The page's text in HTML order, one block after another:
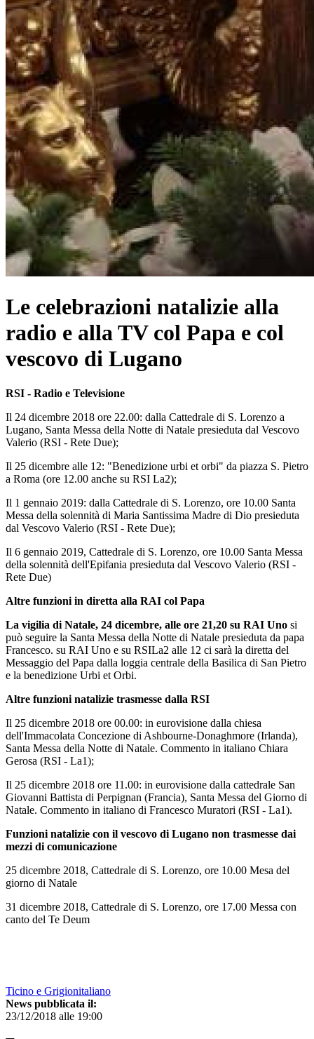
Le celebrazioni natalizie alla
radio e alla TV col Papa e col
vescovo di Lugano
RSI - Radio e Televisione
Il 24 dicembre 2018 ore 22.00: dalla Cattedrale di S. Lorenzo a
Lugano, Santa Messa della Notte di Natale presieduta dal Vescovo
Valerio (RSI - Rete Due);
Il 25 dicembre alle 12: "Benedizione urbi et orbi" da piazza S. Pietro
a Roma (ore 12.00 anche su RSI La2);
Il 1 gennaio 2019: dalla Cattedrale di S. Lorenzo, ore 10.00 Santa
Messa della solennità di Maria Santissima Madre di Dio presieduta
dal Vescovo Valerio (RSI - Rete Due);
Il 6 gennaio 2019, Cattedrale di S. Lorenzo, ore 10.00 Santa Messa
della solennità dell'Epifania presieduta dal Vescovo Valerio (RSI -
Rete Due)
Altre funzioni in diretta alla RAI col Papa
La vigilia di Natale, 24 dicembre, alle ore 21,20 su RAI Uno si
può seguire la Santa Messa della Notte di Natale presieduta da papa
Francesco. su RAI Uno e su RSILa2 alle 12 ci sarà la diretta del
Messaggio del Papa dalla loggia centrale della Basilica di San Pietro
e la benedizione Urbi et Orbi.
Altre funzioni natalizie trasmesse dalla RSI
Il 25 dicembre 2018 ore 00.00: in eurovisione dalla chiesa
dell'Immacolata Concezione di Ashbourne-Donaghmore (Irlanda),
Santa Messa della Notte di Natale. Commento in italiano Chiara
Gerosa (RSI - La1);
Il 25 dicembre 2018 ore 11.00: in eurovisione dalla cattedrale San
Giovanni Battista di Perpignan (Francia), Santa Messa del Giorno di
Natale. Commento in italiano di Francesco Muratori (RSI - La1).
Funzioni natalizie con il vescovo di Lugano non trasmesse dai
mezzi di comunicazione
25 dicembre 2018, Cattedrale di S. Lorenzo, ore 10.00 Mesa del
giorno di Natale
31 dicembre 2018, Cattedrale di S. Lorenzo, ore 17.00 Messa con
canto del Te Deum
Ticino e Grigionitaliano
News pubblicata il:
23/12/2018 alle 19:00